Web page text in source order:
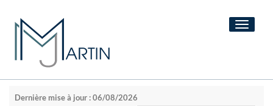
Toggle
Dernière mise à jour : 06/08/2026